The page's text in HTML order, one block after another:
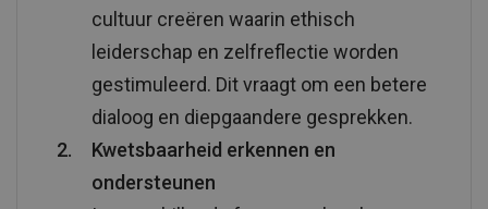
cultuur creëren waarin ethisch
leiderschap en zelfreflectie worden
gestimuleerd. Dit vraagt om een betere
dialoog en diepgaandere gesprekken.
Kwetsbaarheid erkennen en
ondersteunen